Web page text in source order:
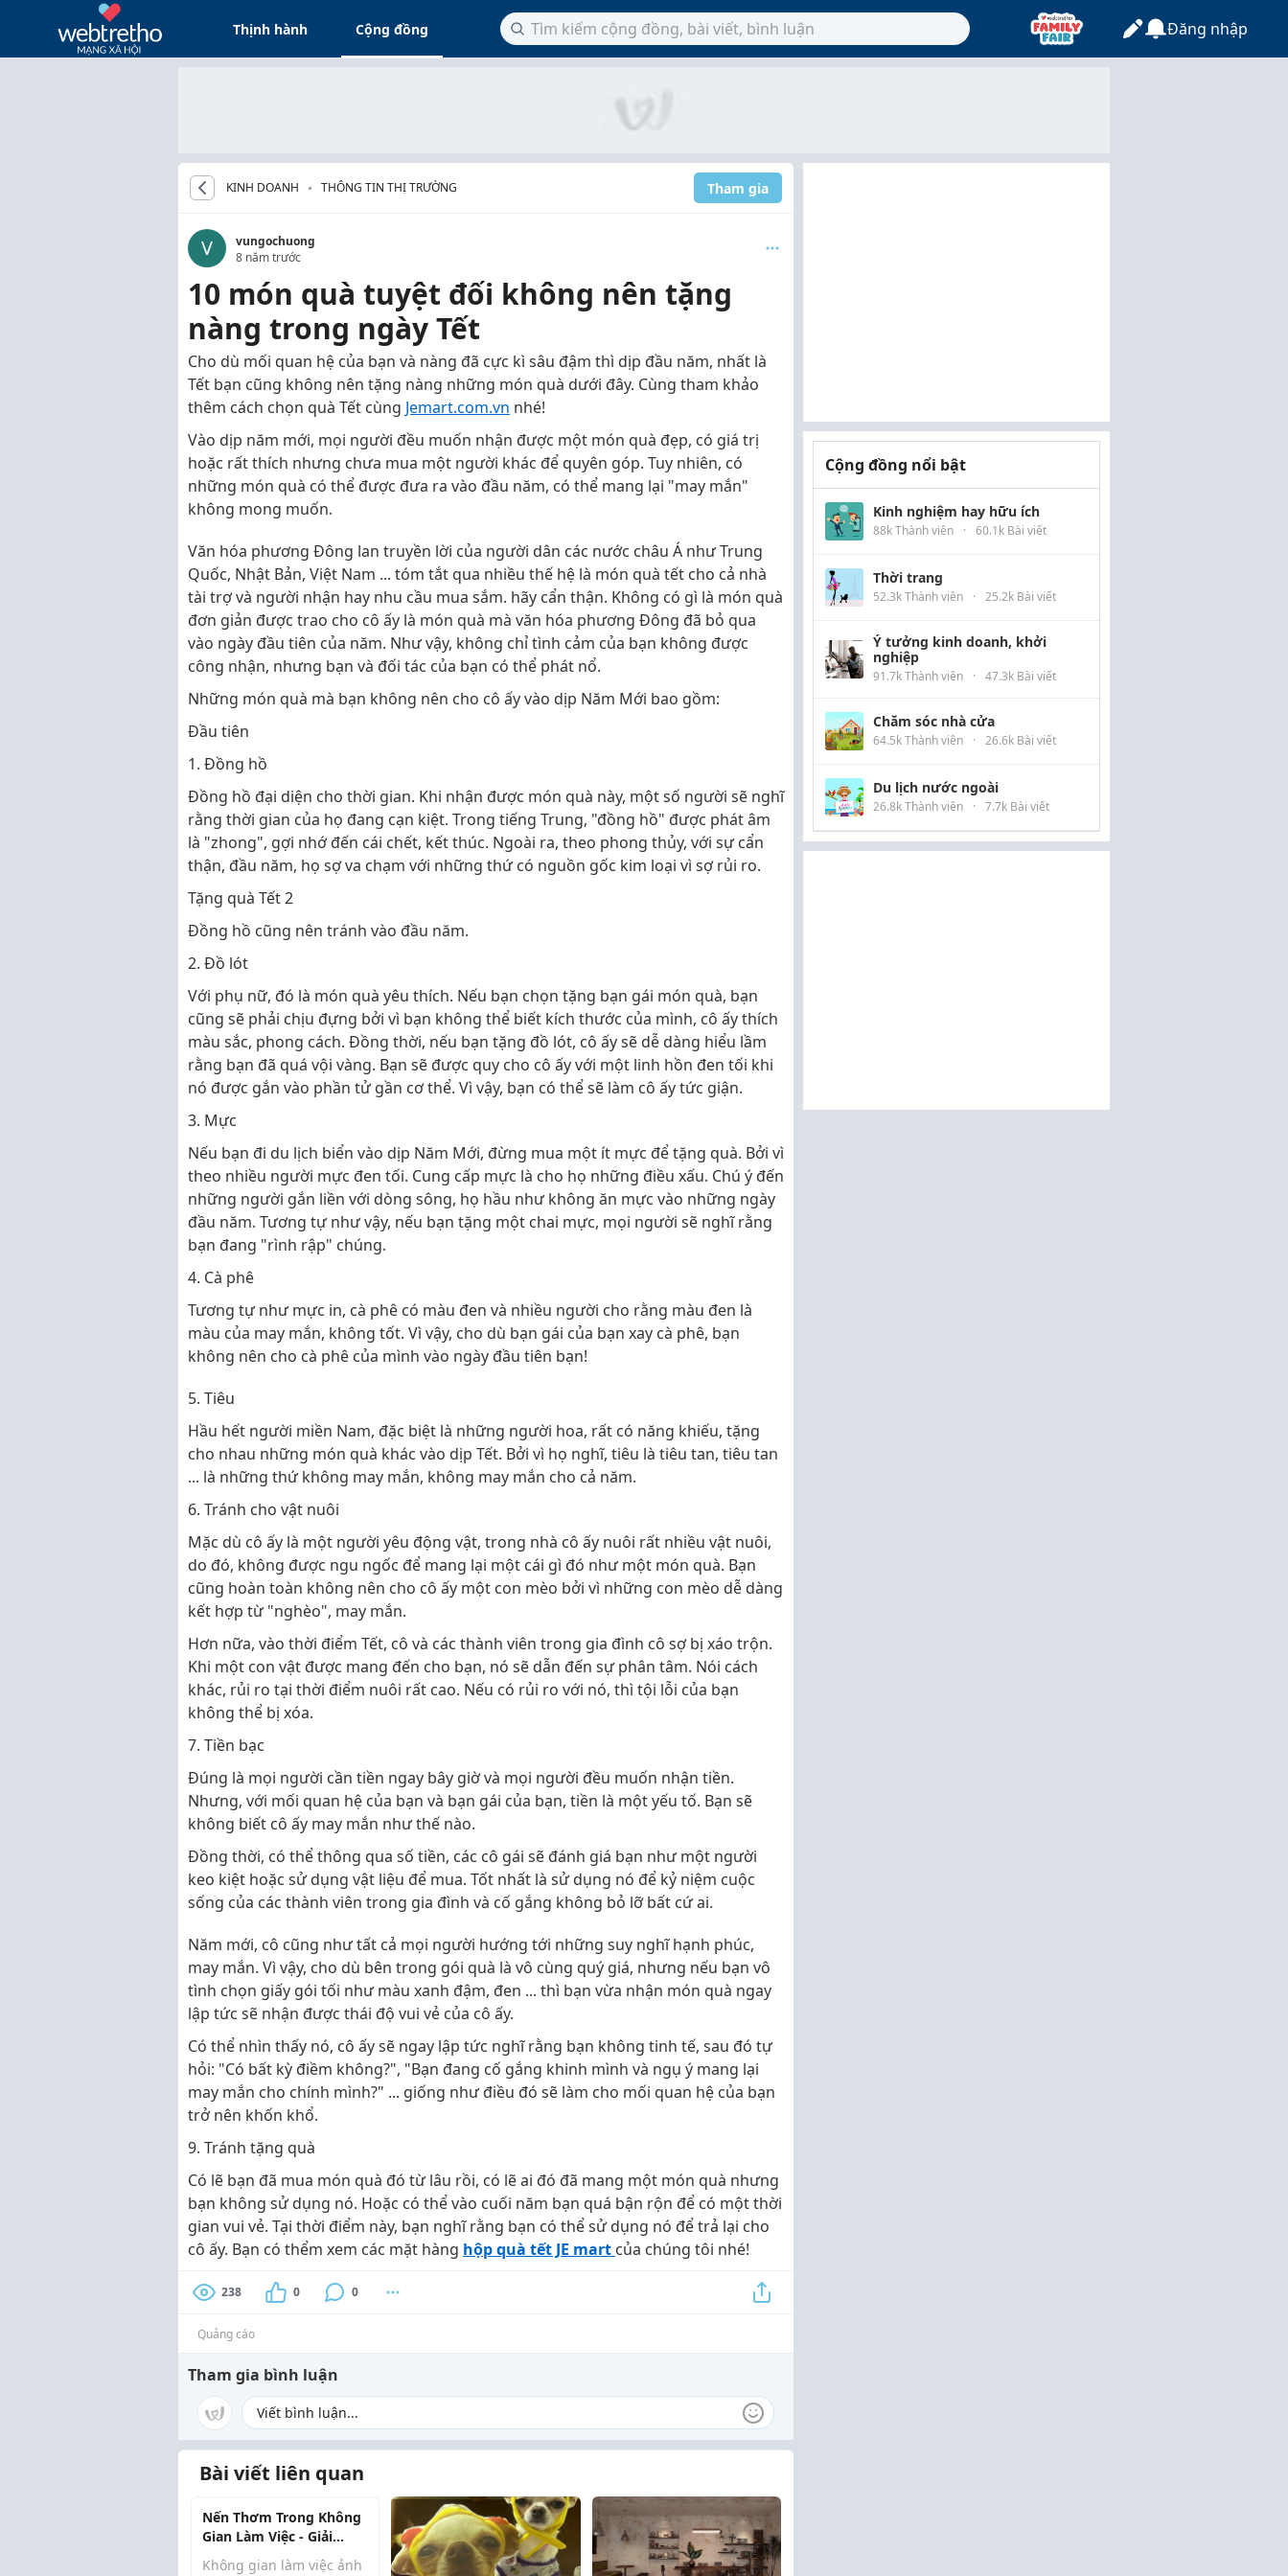
Thịnh hành Cộng đồng Đăng nhập
KINH DOANH THÔNG TIN THỊ TRƯỜNG Tham gia
V
vungochuong
8 năm trước
10 món quà tuyệt đối không nên tặng
nàng trong ngày Tết
Cho dù mối quan hệ của bạn và nàng đã cực kì sâu đậm thì dịp đầu năm, nhất là
Tết bạn cũng không nên tặng nàng những món quà dưới đây. Cùng tham khảo
thêm cách chọn quà Tết cùng Jemart.com.vn nhé!
Vào dịp năm mới, mọi người đều muốn nhận được một món quà đẹp, có giá trị
hoặc rất thích nhưng chưa mua một người khác để quyên góp. Tuy nhiên, có
những món quà có thể được đưa ra vào đầu năm, có thể mang lại "may mắn"
không mong muốn.
Văn hóa phương Đông lan truyền lời của người dân các nước châu Á như Trung
Quốc, Nhật Bản, Việt Nam ... tóm tắt qua nhiều thế hệ là món quà tết cho cả nhà
tài trợ và người nhận hay nhu cầu mua sắm. hãy cẩn thận. Không có gì là món quà
đơn giản được trao cho cô ấy là món quà mà văn hóa phương Đông đã bỏ qua
vào ngày đầu tiên của năm. Như vậy, không chỉ tình cảm của bạn không được
công nhận, nhưng bạn và đối tác của bạn có thể phát nổ.
Những món quà mà bạn không nên cho cô ấy vào dịp Năm Mới bao gồm:
Đầu tiên
1. Đồng hồ
Đồng hồ đại diện cho thời gian. Khi nhận được món quà này, một số người sẽ nghĩ
rằng thời gian của họ đang cạn kiệt. Trong tiếng Trung, "đồng hồ" được phát âm
là "zhong", gợi nhớ đến cái chết, kết thúc. Ngoài ra, theo phong thủy, với sự cẩn
thận, đầu năm, họ sợ va chạm với những thứ có nguồn gốc kim loại vì sợ rủi ro.
Tặng quà Tết 2
Đồng hồ cũng nên tránh vào đầu năm.
2. Đồ lót
Với phụ nữ, đó là món quà yêu thích. Nếu bạn chọn tặng bạn gái món quà, bạn
cũng sẽ phải chịu đựng bởi vì bạn không thể biết kích thước của mình, cô ấy thích
màu sắc, phong cách. Đồng thời, nếu bạn tặng đồ lót, cô ấy sẽ dễ dàng hiểu lầm
rằng bạn đã quá vội vàng. Bạn sẽ được quy cho cô ấy với một linh hồn đen tối khi
nó được gắn vào phần tử gần cơ thể. Vì vậy, bạn có thể sẽ làm cô ấy tức giận.
3. Mực
Nếu bạn đi du lịch biển vào dịp Năm Mới, đừng mua một ít mực để tặng quà. Bởi vì
theo nhiều người mực đen tối. Cung cấp mực là cho họ những điều xấu. Chú ý đến
những người gắn liền với dòng sông, họ hầu như không ăn mực vào những ngày
đầu năm. Tương tự như vậy, nếu bạn tặng một chai mực, mọi người sẽ nghĩ rằng
bạn đang "rình rập" chúng.
4. Cà phê
Tương tự như mực in, cà phê có màu đen và nhiều người cho rằng màu đen là
màu của may mắn, không tốt. Vì vậy, cho dù bạn gái của bạn xay cà phê, bạn
không nên cho cà phê của mình vào ngày đầu tiên bạn!
5. Tiêu
Hầu hết người miền Nam, đặc biệt là những người hoa, rất có năng khiếu, tặng
cho nhau những món quà khác vào dịp Tết. Bởi vì họ nghĩ, tiêu là tiêu tan, tiêu tan
... là những thứ không may mắn, không may mắn cho cả năm.
6. Tránh cho vật nuôi
Mặc dù cô ấy là một người yêu động vật, trong nhà cô ấy nuôi rất nhiều vật nuôi,
do đó, không được ngu ngốc để mang lại một cái gì đó như một món quà. Bạn
cũng hoàn toàn không nên cho cô ấy một con mèo bởi vì những con mèo dễ dàng
kết hợp từ "nghèo", may mắn.
Hơn nữa, vào thời điểm Tết, cô và các thành viên trong gia đình cô sợ bị xáo trộn.
Khi một con vật được mang đến cho bạn, nó sẽ dẫn đến sự phân tâm. Nói cách
khác, rủi ro tại thời điểm nuôi rất cao. Nếu có rủi ro với nó, thì tội lỗi của bạn
không thể bị xóa.
7. Tiền bạc
Đúng là mọi người cần tiền ngay bây giờ và mọi người đều muốn nhận tiền.
Nhưng, với mối quan hệ của bạn và bạn gái của bạn, tiền là một yếu tố. Bạn sẽ
không biết cô ấy may mắn như thế nào.
Đồng thời, có thể thông qua số tiền, các cô gái sẽ đánh giá bạn như một người
keo kiệt hoặc sử dụng vật liệu để mua. Tốt nhất là sử dụng nó để kỷ niệm cuộc
sống của các thành viên trong gia đình và cố gắng không bỏ lỡ bất cứ ai.
Năm mới, cô cũng như tất cả mọi người hướng tới những suy nghĩ hạnh phúc,
may mắn. Vì vậy, cho dù bên trong gói quà là vô cùng quý giá, nhưng nếu bạn vô
tình chọn giấy gói tối như màu xanh đậm, đen ... thì bạn vừa nhận món quà ngay
lập tức sẽ nhận được thái độ vui vẻ của cô ấy.
Có thể nhìn thấy nó, cô ấy sẽ ngay lập tức nghĩ rằng bạn không tinh tế, sau đó tự
hỏi: "Có bất kỳ điềm không?", "Bạn đang cố gắng khinh mình và ngụ ý mang lại
may mắn cho chính mình?" ... giống như điều đó sẽ làm cho mối quan hệ của bạn
trở nên khốn khổ.
9. Tránh tặng quà
Có lẽ bạn đã mua món quà đó từ lâu rồi, có lẽ ai đó đã mang một món quà nhưng
bạn không sử dụng nó. Hoặc có thể vào cuối năm bạn quá bận rộn để có một thời
gian vui vẻ. Tại thời điểm này, bạn nghĩ rằng bạn có thể sử dụng nó để trả lại cho
cô ấy. Bạn có thểm xem các mặt hàng hộp quà tết JE mart của chúng tôi nhé!
238 0 0
Quảng cáo
Tham gia bình luận
Bài viết liên quan
Nến Thơm Trong Không
Gian Làm Việc - Giải
Pháp Tăng Cảm Hứng
Không gian làm việc ảnh
Cộng đồng nổi bật
Kinh nghiệm hay hữu ích
88k Thành viên · 60.1k Bài viết
Thời trang
52.3k Thành viên · 25.2k Bài viết
Ý tưởng kinh doanh, khởi
nghiệp
91.7k Thành viên · 47.3k Bài viết
Chăm sóc nhà cửa
64.5k Thành viên · 26.6k Bài viết
Du lịch nước ngoài
26.8k Thành viên · 7.7k Bài viết